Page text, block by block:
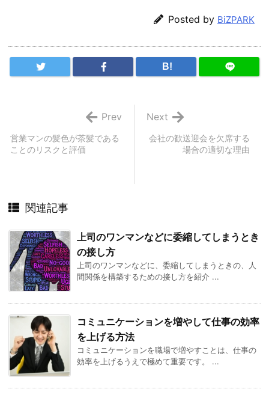
Posted by BiZPARK
B!
会社の歓送迎会を欠席する
場合の適切な理由
Next
営業マンの髪色が茶髪である
ことのリスクと評価
Prev
関連記事
上司のワンマンなどに委縮してしまうとき
の接し方
上司のワンマンなどに、委縮してしまうときの、人
間関係を構築するための接し方を紹介 ...
コミュニケーションを増やして仕事の効率
を上げる方法
コミュニケーションを職場で増やすことは、仕事の
効率を上げるうえで極めて重要です。 ...